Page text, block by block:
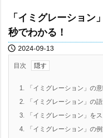
「イミグレーション
秒でわかる！
 2024-09-13
目次
1. 「イミグレーション」の
2. 「イミグレーション」の
3. 「イミグレーション」を
4. 「イミグレーション」の